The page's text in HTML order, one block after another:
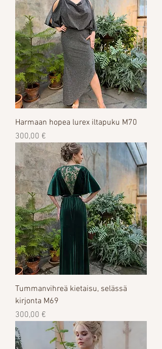
Harmaan hopea lurex iltapuku M70
Цена
300,00 €
Tummanvihreä kietaisu, selässä
kirjonta M69
Цена
300,00 €